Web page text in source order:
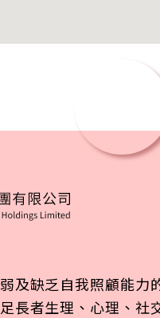
及缺乏自我照顧能力
長者生理、心理、社